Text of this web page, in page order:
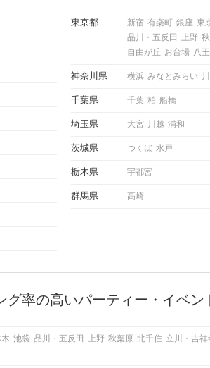
も混じえながら解説するので、ぜひ
東京都 新宿 有楽町 銀座 東
品川・五反田
上野
自由が丘 お台場 八
神奈川県 横浜 みなとみらい
千葉県 千葉 柏 船橋
埼玉県 大宮 川越 浦和
茨城県 つくば 水戸
栃木県 宇都宮
群馬県 高崎
グ率の高いパーティー・イベン
池袋 品川・五反田 上野 秋葉原 北千住 立川・吉祥